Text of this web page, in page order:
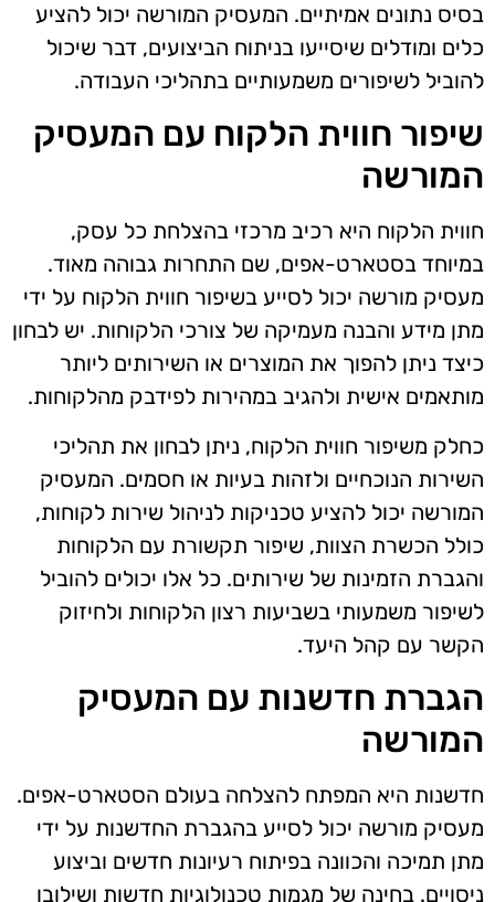
בסיס נתונים אמיתיים. המעסיק המורשה יכול להציע
כלים ומודלים שיסייעו בניתוח הביצועים, דבר שיכול
להוביל לשיפורים משמעותיים בתהליכי העבודה.
שיפור חווית הלקוח עם המעסיק
המורשה
חווית הלקוח היא רכיב מרכזי בהצלחת כל עסק,
במיוחד בסטארט-אפים, שם התחרות גבוהה מאוד.
מעסיק מורשה יכול לסייע בשיפור חווית הלקוח על ידי
מתן מידע והבנה מעמיקה של צורכי הלקוחות. יש לבחון
כיצד ניתן להפוך את המוצרים או השירותים ליותר
מותאמים אישית ולהגיב במהירות לפידבק מהלקוחות.
כחלק משיפור חווית הלקוח, ניתן לבחון את תהליכי
השירות הנוכחיים ולזהות בעיות או חסמים. המעסיק
המורשה יכול להציע טכניקות לניהול שירות לקוחות,
כולל הכשרת הצוות, שיפור תקשורת עם הלקוחות
והגברת הזמינות של שירותים. כל אלו יכולים להוביל
לשיפור משמעותי בשביעות רצון הלקוחות ולחיזוק
הקשר עם קהל היעד.
הגברת חדשנות עם המעסיק
המורשה
חדשנות היא המפתח להצלחה בעולם הסטארט-אפים.
מעסיק מורשה יכול לסייע בהגברת החדשנות על ידי
מתן תמיכה והכוונה בפיתוח רעיונות חדשים וביצוע
ניסויים. בחינה של מגמות טכנולוגיות חדשות ושילובן